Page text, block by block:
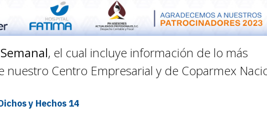
, el cual incluye información de lo más
nuestro Centro Empresarial y de Coparmex
y Hechos 14